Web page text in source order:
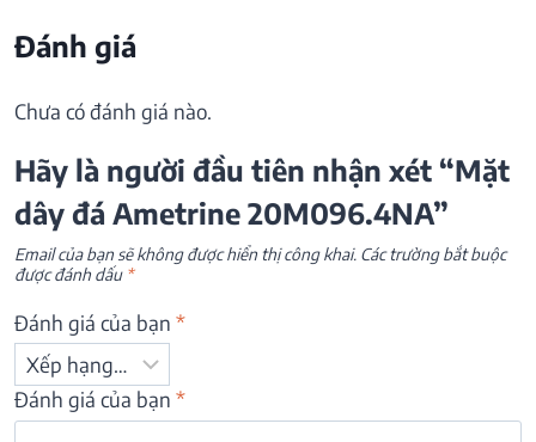
Đánh giá
Chưa có đánh giá nào.
Hãy là người đầu tiên nhận xét “Mặt
dây đá Ametrine 20M096.4NA”
Email của bạn sẽ không được hiển thị công khai. Các trường bắt buộc
được đánh dấu *
Đánh giá của bạn *
Đánh giá của bạn *